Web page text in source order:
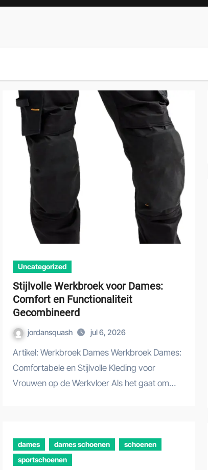
Uncategorized
Stijlvolle Werkbroek voor Dames:
Comfort en Functionaliteit
Gecombineerd
jordansquash jul 6, 2026
Artikel: Werkbroek Dames Werkbroek Dames:
Comfortabele en Stijlvolle Kleding voor
Vrouwen op de Werkvloer Als het gaat om…
dames dames schoenen
schoenen
sportschoenen